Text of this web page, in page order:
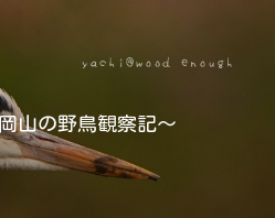
山の野鳥観察記～